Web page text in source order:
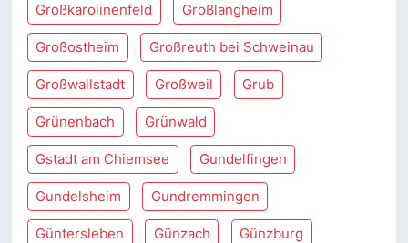
Großkarolinenfeld Großlangheim
Großostheim Großreuth bei Schweinau
Großwallstadt Großweil Grub
Grünenbach Grünwald
Gstadt am Chiemsee Gundelfingen
Gundelsheim Gundremmingen
Güntersleben Günzach Günzburg